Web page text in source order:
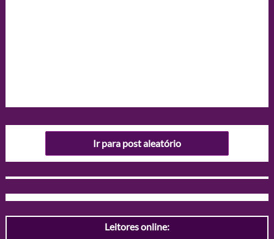
Ir para post aleatório
Leitores online: